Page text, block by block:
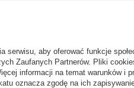
kWh/1000h -
serwisu, aby oferować funkcje
Zaufanych Partnerów. Pliki
informacji na temat warunków i
oznacza zgodę na ich